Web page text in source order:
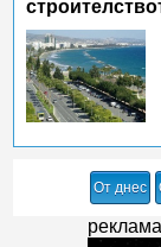
От днес
реклама